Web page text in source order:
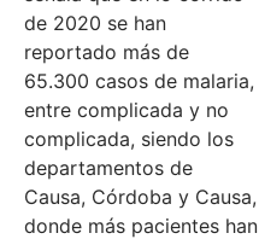
de 2020 se han
reportado más de
65.300 casos de malaria,
entre complicada y no
complicada, siendo los
departamentos de
Causa, Córdoba y Causa,
donde más pacientes han